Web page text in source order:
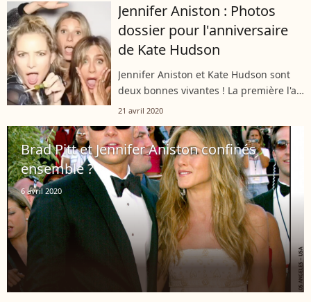
propos de leurs expériences. Jennifer...
Jennifer Aniston : Photos
dossier pour l'anniversaire
de Kate Hudson
Jennifer Aniston et Kate Hudson sont
deux bonnes vivantes ! La première l'a
prouvé dimanche dernier, jour de
sur Instagram des photos souvenirs...
21 avril 2020
Brad Pitt et Jennifer Aniston confinés
ensemble ?
6 avril 2020